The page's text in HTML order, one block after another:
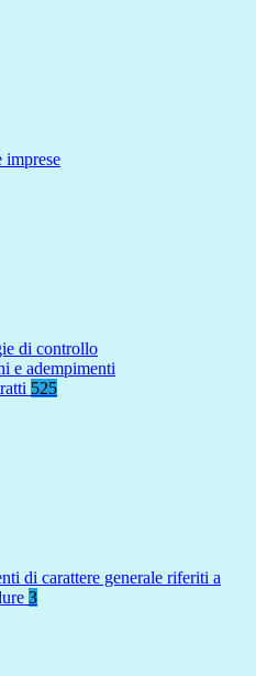
di controllo
e adempimenti
525
di carattere generale riferiti a
3